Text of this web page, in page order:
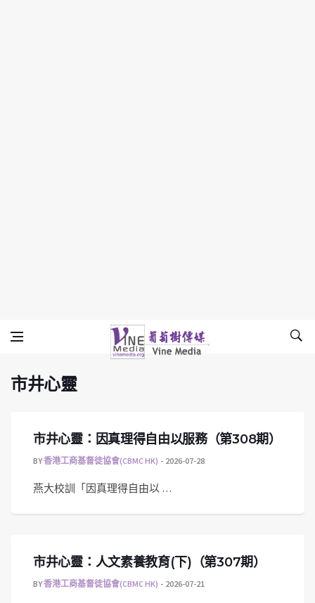
市井心靈
Vine Media
葡萄樹傳媒
市井心靈
市井心靈：因真理得自由以服務（第308期）
BY香港工商基督徒協會(CBMC HK) 2026-07-28
燕大校訓「因真理得自由以 …
市井心靈：人文素養教育(下)（第307期）
BY香港工商基督徒協會(CBMC HK) 2026-07-21